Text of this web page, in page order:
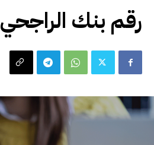
رقم بنك الراجحي